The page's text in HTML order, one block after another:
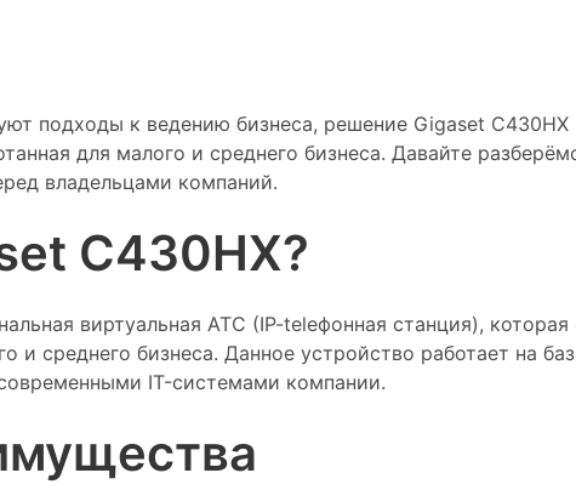
подходы к ведению бизнеса, решение Gigaset C430HX
для малого и среднего бизнеса. Давайте
владельцами компаний.
C430HX?
виртуальная АТС (IP-teleфонная станция),
и среднего бизнеса. Данное устройство работает на
IT-системами компании.